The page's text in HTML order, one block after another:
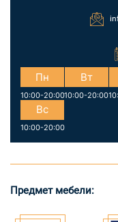
Пн
10:00-20:00
Вт
10:00-20:00
Вс
10:00-20:00
Предмет мебели: